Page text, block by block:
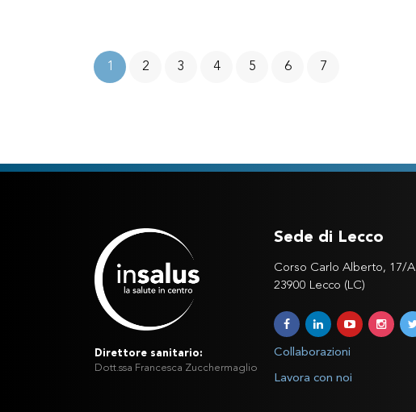
1 2 3 4 5 6 7
Direttore sanitario:
Dott.ssa Francesca Zucchermaglio
Sede di Lecco
Corso Carlo Alberto, 17/A
23900 Lecco (LC)
Collaborazioni
Lavora con noi